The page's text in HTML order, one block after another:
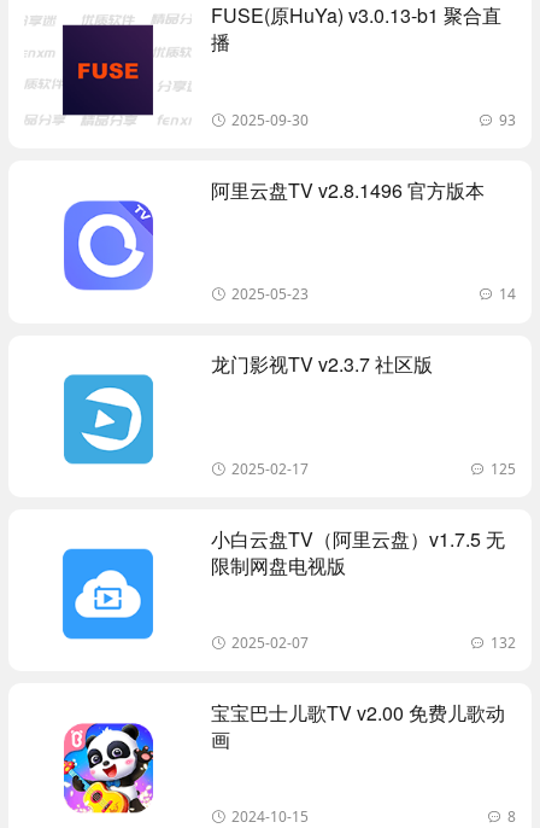
FUSE(原HuYa) v3.0.13-b1 聚合直
播
2025-09-30 93
阿里云盘TV v2.8.1496 官方版本
2025-05-23 14
龙门影视TV v2.3.7 社区版
2025-02-17 125
小白云盘TV（阿里云盘）v1.7.5 无
限制网盘电视版
2025-02-07 132
宝宝巴士儿歌TV v2.00 免费儿歌动
画
2024-10-15 8